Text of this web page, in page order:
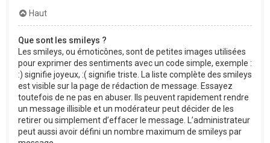
Haut
Que sont les smileys ?
Les smileys, ou émoticônes, sont de petites images utilisées
pour exprimer des sentiments avec un code simple, exemple :
:) signifie joyeux, :( signifie triste. La liste complète des smileys
est visible sur la page de rédaction de message. Essayez
toutefois de ne pas en abuser. Ils peuvent rapidement rendre
un message illisible et un modérateur peut décider de les
retirer ou simplement d’effacer le message. L’administrateur
peut aussi avoir défini un nombre maximum de smileys par